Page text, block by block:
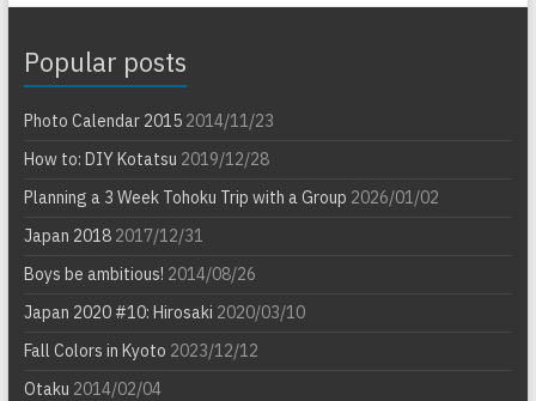
Popular posts
Photo Calendar 20152014/11/23
How to: DIY Kotatsu 2019/12/28
Planning a 3 Week Tohoku Trip with a Group 2026/01/02
Japan 20182017/12/31
Boys be ambitious! 2014/08/26
Japan 2020 #10: Hirosaki 2020/03/10
Fall Colors in Kyoto 2023/12/12
Otaku 2014/02/04